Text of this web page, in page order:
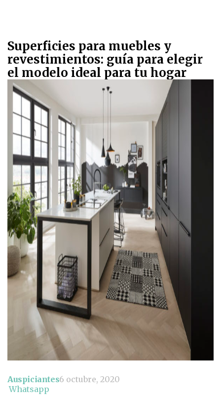
Superficies para muebles y
revestimientos: guía para elegir
el modelo ideal para tu hogar
Auspiciantes6 octubre, 2020
Whatsapp